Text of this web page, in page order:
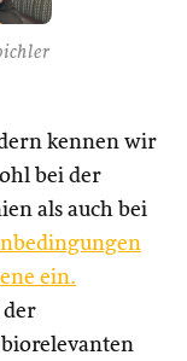
kennen wir
bei der
als auch bei
ein.